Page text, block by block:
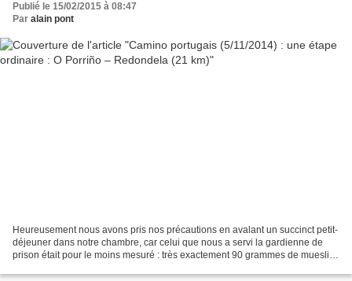
Publié le 15/02/2015 à 08:47
Par alain pont
Heureusement nous avons pris nos précautions en avalant un succinct petit-
déjeuner dans notre chambre, car celui que nous a servi la gardienne de
prison était pour le moins mesuré : très exactement 90 grammes de muesli,